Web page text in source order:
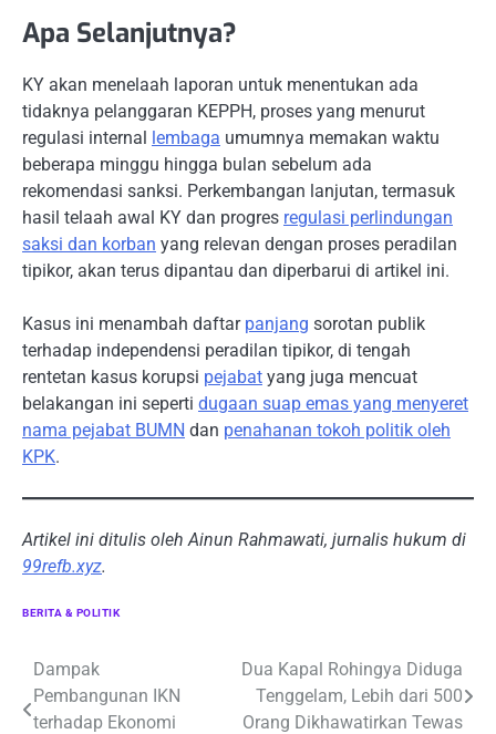
Apa Selanjutnya?
KY akan menelaah laporan untuk menentukan ada
tidaknya pelanggaran KEPPH, proses yang menurut
regulasi internal lembaga umumnya memakan waktu
beberapa minggu hingga bulan sebelum ada
rekomendasi sanksi. Perkembangan lanjutan, termasuk
hasil telaah awal KY dan progres regulasi perlindungan
saksi dan korban yang relevan dengan proses peradilan
tipikor, akan terus dipantau dan diperbarui di artikel ini.
Kasus ini menambah daftar panjang sorotan publik
terhadap independensi peradilan tipikor, di tengah
rentetan kasus korupsi pejabat yang juga mencuat
belakangan ini seperti dugaan suap emas yang menyeret
nama pejabat BUMN dan penahanan tokoh politik oleh
KPK.
Artikel ini ditulis oleh Ainun Rahmawati, jurnalis hukum di
99refb.xyz.
BERITA & POLITIK
Navigasi
pos
Dampak
Pembangunan IKN
terhadap Ekonomi
Dua Kapal Rohingya Diduga
Tenggelam, Lebih dari 500
Orang Dikhawatirkan Tewas